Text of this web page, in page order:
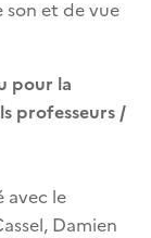
son et de vue
pour la
professeurs /
avec le
Damien